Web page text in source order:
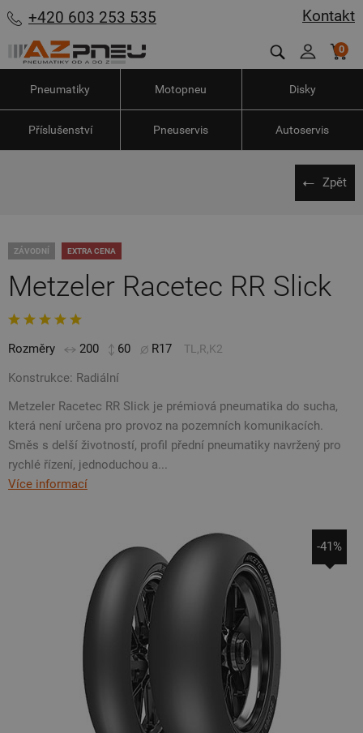
Kontakt
+420 603 253 535
0
Pneumatiky Motopneu Disky
Příslušenství Pneuservis Autoservis
Zpět
ZÁVODNÍ EXTRA CENA
Metzeler Racetec RR Slick
Rozměry 200 60 R17 TL,R,K2
Konstrukce: Radiální
Metzeler Racetec RR Slick je prémiová pneumatika do sucha,
která není určena pro provoz na pozemních komunikacích.
Směs s delší životností, profil přední pneumatiky navržený pro
rychlé řízení, jednoduchou a...
Více informací
-41%